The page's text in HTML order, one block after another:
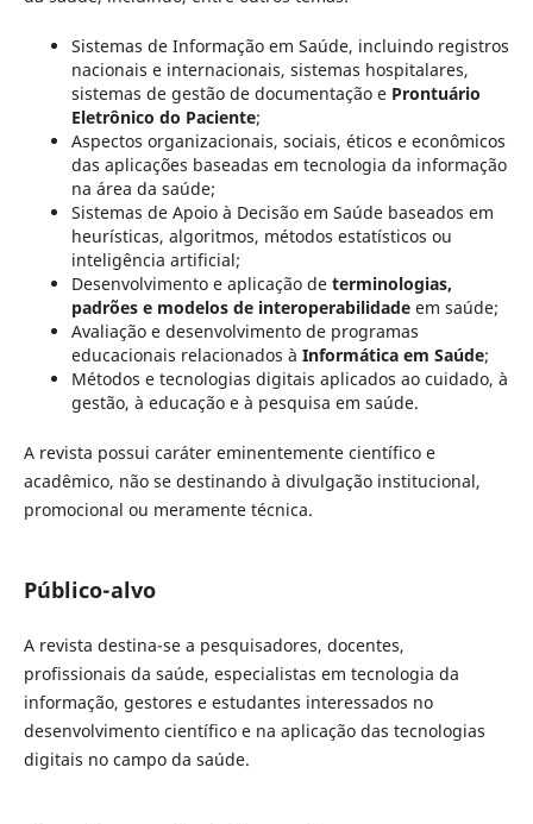
Sistemas de Informação em Saúde, incluindo registros
nacionais e internacionais, sistemas hospitalares,
sistemas de gestão de documentação e Prontuário
Eletrônico do Paciente;
Aspectos organizacionais, sociais, éticos e econômicos
das aplicações baseadas em tecnologia da informação
na área da saúde;
Sistemas de Apoio à Decisão em Saúde baseados em
heurísticas, algoritmos, métodos estatísticos ou
inteligência artificial;
Desenvolvimento e aplicação de terminologias,
padrões e modelos de interoperabilidadeem saúde;
Avaliação e desenvolvimento de programas
educacionais relacionados à Informática em Saúde;
Métodos e tecnologias digitais aplicados ao cuidado, à
gestão, à educação e à pesquisa em saúde.
A revista possui caráter eminentemente científico e
acadêmico, não se destinando à divulgação institucional,
promocional ou meramente técnica.
Público-alvo
A revista destina-se a pesquisadores, docentes,
profissionais da saúde, especialistas em tecnologia da
informação, gestores e estudantes interessados no
desenvolvimento científico e na aplicação das tecnologias
digitais no campo da saúde.